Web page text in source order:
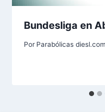
Bundesliga en
Por Parabólicas diesl.com